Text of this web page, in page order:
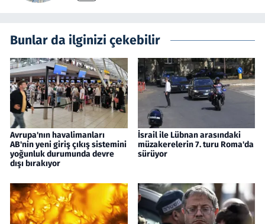
Bunlar da ilginizi çekebilir
Avrupa'nın havalimanları
AB'nin yeni giriş çıkış sistemini
yoğunluk durumunda devre
dışı bırakıyor
İsrail ile Lübnan arasındaki
müzakerelerin 7. turu Roma'da
sürüyor